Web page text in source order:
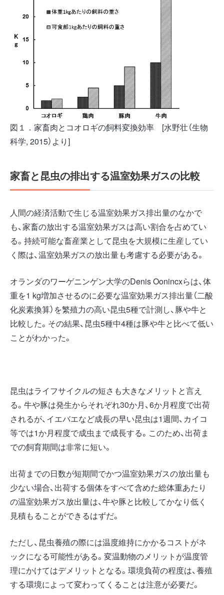
図１．家畜肉とコオロギの飼料変換効率 [水野壮（生物
科学, 2015）より]
家畜と昆虫の排出する温室効果ガスの比較
人間の経済活動で生じる温室効果ガス排出量のなかで
も、家畜の放出する温室効果ガスは高い割合を占めてい
る。持続可能な畜産業として昆虫を大規模に生産してい
く際は、温室効果ガスの放出量も考慮する必要がある。
オランダのワーゲニンゲン大学のDenis Oonincxらは、体
重を1 kg増加させるのに必要な温室効果ガス排出量（二酸
化炭素換算）を繁殖力の高い昆虫5種で計測し、豚や牛と
比較した。その結果、昆虫5種中4種は豚や牛と比べて低い
ことがわかった。
昆虫はライフサイクルの短さも大きなメリットと言え
る。牛や豚は発生からそれぞれ30か月、6か月程度で出荷
されるが、イエバエなど成長の早い昆虫は1週間、カイコ
等では1か月程度で成虫まで成長する。このため、出荷ま
での飼育期間は非常に短い。
出荷までの日数が短期間でかつ温室効果ガスの放出量も
少ない場合、出荷する個体をすべて含めた総体重あたり
の温室効果ガス放出量は、牛や豚と比較してかなり低く
見積もることができるはずだ。
ただし、昆虫養殖の際には温度維持にかかるコストがネ
ックになる可能性がある。変温動物のメリットが温度管
理にかけてはデメリットとなる。環境負荷の程度は、養殖
する環境によって変わってくることは注意が必要だ。